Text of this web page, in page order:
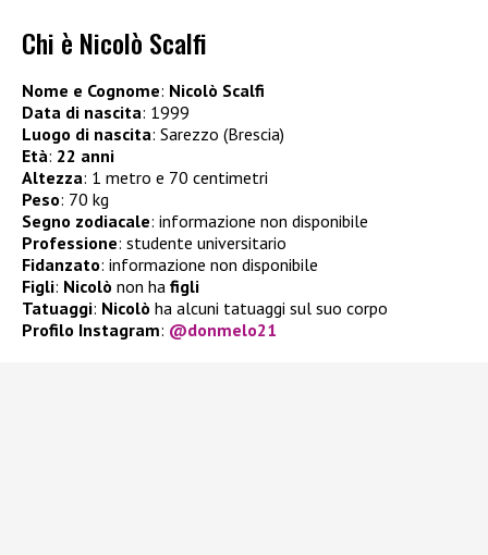
Chi è Nicolò Scalfi
Nome e Cognome: Nicolò Scalfi
Data di nascita: 1999
Luogo di nascita: Sarezzo (Brescia)
Età: 22 anni
Altezza: 1 metro e 70 centimetri
Peso: 70 kg
Segno zodiacale: informazione non disponibile
Professione: studente universitario
Fidanzato: informazione non disponibile
Figli: Nicolò non ha figli
Tatuaggi: Nicolò ha alcuni tatuaggi sul suo corpo
Profilo Instagram: @donmelo21